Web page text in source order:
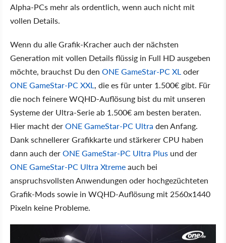
Alpha-PCs mehr als ordentlich, wenn auch nicht mit
vollen Details.
Wenn du alle Grafik-Kracher auch der nächsten
Generation mit vollen Details flüssig in Full HD ausgeben
möchte, brauchst Du den ONE GameStar-PC XL oder
ONE GameStar-PC XXL , die es für unter 1.500€ gibt. Für
die noch feinere WQHD-Auflösung bist du mit unseren
Systeme der Ultra-Serie ab 1.500€ am besten beraten.
Hier macht derONE GameStar-PC Ultra den Anfang.
Dank schnellerer Grafikkarte und stärkerer CPU haben
dann auch derONE GameStar-PC Ultra Plus und der
ONE GameStar-PC Ultra Xtremeauch bei
anspruchsvollsten Anwendungen oder hochgezüchteten
Grafik-Mods sowie in WQHD-Auflösung mit 2560x1440
Pixeln keine Probleme.